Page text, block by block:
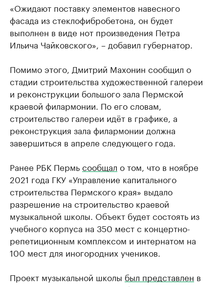
«Ожидают поставку элементов навесного
фасада из стеклофибробетона, он будет
выполнен в виде нот произведения Петра
Ильича Чайковского», – добавил губернатор.
Помимо этого, Дмитрий Махонин сообщил о
стадии строительства художественной галереи
и реконструкции большого зала Пермской
краевой филармонии. По его словам,
строительство галереи идёт в графике, а
реконструкция зала филармонии должна
завершиться в апреле следующего года.
Ранее РБК Пермьсообщал о том, что в ноябре
2021 года ГКУ «Управление капитального
строительства Пермского края» выдало
разрешение на строительство краевой
музыкальной школы. Объект будет состоять из
учебного корпуса на 350 мест с концертно-
репетиционным комплексом и интернатом на
100 мест для иногородних учеников.
Проект музыкальной школы был представлен в